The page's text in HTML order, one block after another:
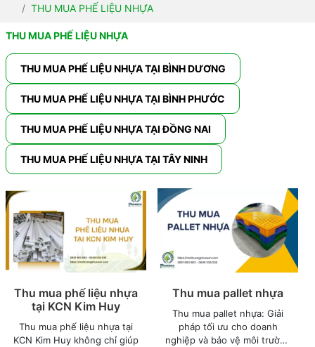
THU MUA PHẾ LIỆU NHỰA
THU MUA PHẾ LIỆU NHỰA
THU MUA PHẾ LIỆU NHỰA TẠI BÌNH DƯƠNG
THU MUA PHẾ LIỆU NHỰA TẠI BÌNH PHƯỚC
THU MUA PHẾ LIỆU NHỰA TẠI ĐỒNG NAI
THU MUA PHẾ LIỆU NHỰA TẠI TÂY NINH
Thu mua phế liệu nhựa
tại KCN Kim Huy
Thu mua phế liệu nhựa tại
KCN Kim Huy không chỉ giúp
Thu mua pallet nhựa
Thu mua pallet nhựa: Giải
pháp tối ưu cho doanh
nghiệp và bảo vệ môi trường